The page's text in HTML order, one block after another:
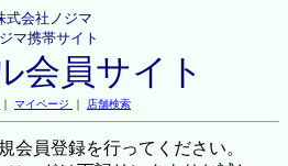
式会社ノジマ
マ携帯サイト
会員サイト
｜ マイページ ｜ 店舗検索
会員登録を行ってください。